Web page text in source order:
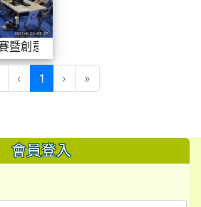
暨創意市集活動-1100423活動花絮
‹ 1(目前頁次)
› »
會員登入